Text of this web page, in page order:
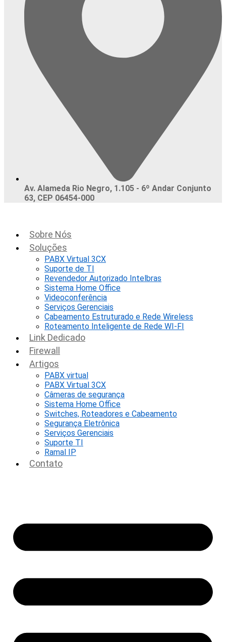
Av. Alameda Rio Negro, 1.105 - 6º Andar Conjunto
63, CEP 06454-000
Sobre Nós
Soluções
PABX Virtual 3CX
Suporte de TI
Revendedor Autorizado Intelbras
Sistema Home Office
Videoconferência
Serviços Gerenciais
Cabeamento Estruturado e Rede Wireless
Roteamento Inteligente de Rede WI-FI
Link Dedicado
Firewall
Artigos
PABX virtual
PABX Virtual 3CX
Câmeras de segurança
Sistema Home Office
Switches, Roteadores e Cabeamento
Segurança Eletrônica
Serviços Gerenciais
Suporte TI
Ramal IP
Contato